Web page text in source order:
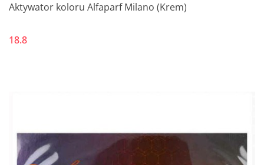
Aktywator koloru Alfaparf Milano (Krem)
18.8